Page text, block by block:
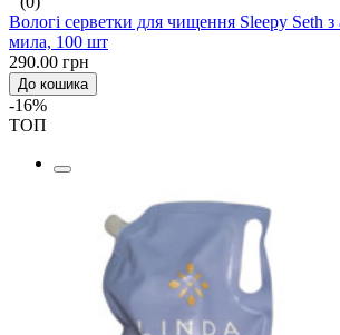
Вологі серветки для чищення Sleepy Seth з
мила, 100 шт
290.00 грн
До кошика
-16%
ТОП